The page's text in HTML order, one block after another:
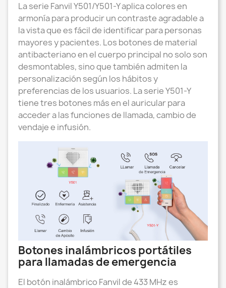
La serie Fanvil Y501/Y501-Y aplica colores en
armonía para producir un contraste agradable a
la vista que es fácil de identificar para personas
mayores y pacientes. Los botones de material
antibacteriano en el cuerpo principal no solo son
desmontables, sino que también admiten la
personalización según los hábitos y
preferencias de los usuarios. La serie Y501-Y
tiene tres botones más en el auricular para
acceder a las funciones de llamada, cambio de
vendaje e infusión.
Botones inalámbricos portátiles
para llamadas de emergencia
El botón inalámbrico Fanvil de 433 MHz es